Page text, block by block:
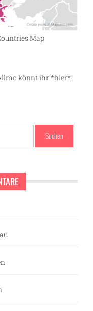
Map
könnt ihr *hier*